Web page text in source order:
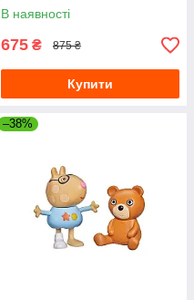
В наявності
675 ₴ 875 ₴
Купити
–38%